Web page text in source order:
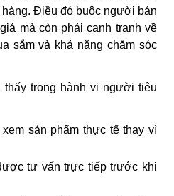
Điều đó buộc người bán
mà còn phải cạnh tranh về
sắm và khả năng chăm sóc
thấy trong hành vi người tiêu
sản phẩm thực tế thay vì
tư vấn trực tiếp trước khi